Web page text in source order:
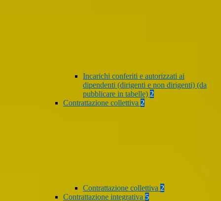
Incarichi conferiti e autorizzati ai
dipendenti (dirigenti e non dirigenti) (da
pubblicare in tabelle) 2
Contrattazione collettiva 2
Contrattazione collettiva 2
Contrattazione integrativa 5